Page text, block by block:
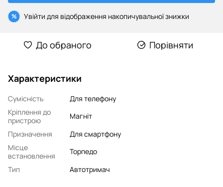
% Увійти для відображення накопичувальної знижки
До обраного Порівняти
Характеристики
Сумісність
Для телефону
Кріплення до
пристрою
Магніт
Призначення
Для смартфону
Місце
встановлення
Торпедо
Тип
Автотримач